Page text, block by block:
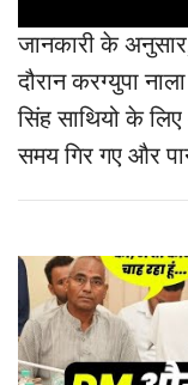
जानकारी के
दौरान करग्युपा
सिंह साथियो के
समय गिर गए और